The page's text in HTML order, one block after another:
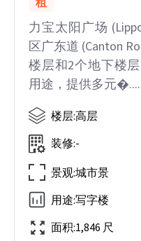
力宝太阳广场
区广东道 (Canton
楼层和2个地下楼
用途，提供多元
楼层:高层
装修:-
景观:城市景
用途:写字楼
面积:1,846 尺